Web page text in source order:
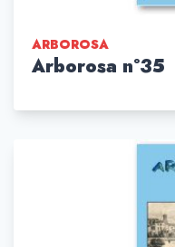
ARBOROSA
Arborosa n°35